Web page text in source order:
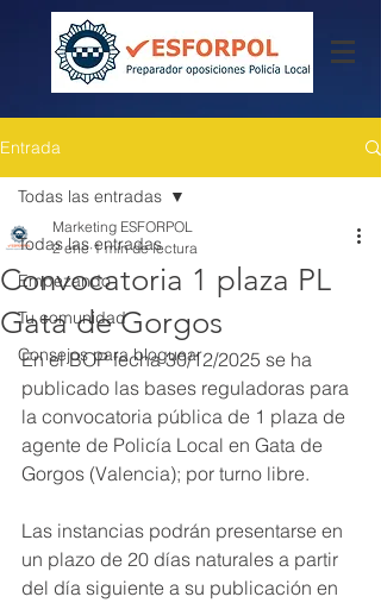
Entrada
Todas las entradas
Empezando
Tu comunidad
Consejos para bloguear
Todas las entradas
Convocatoria 1 plaza PL
Gata de Gorgos
Marketing ESFORPOL
2 ene 1 min de lectura
En el BOP fecha 30/12/2025 se ha
publicado las bases reguladoras para
la convocatoria pública de 1 plaza de
agente de Policía Local en Gata de
Gorgos (Valencia); por turno libre.
Las instancias podrán presentarse en
un plazo de 20 días naturales a partir
del día siguiente a su publicación en